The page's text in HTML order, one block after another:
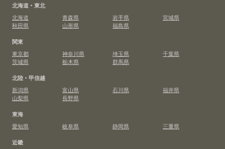
北海道・東北
北海道
青森県 岩手県
宮城県
秋田県
山形県
福島県
関東
東京都
神奈川県 埼玉県
千葉県
茨城県
栃木県
群馬県
北陸・甲信越
新潟県
富山県 石川県
福井県
山梨県
長野県
東海
愛知県
岐阜県 静岡県
三重県
近畿